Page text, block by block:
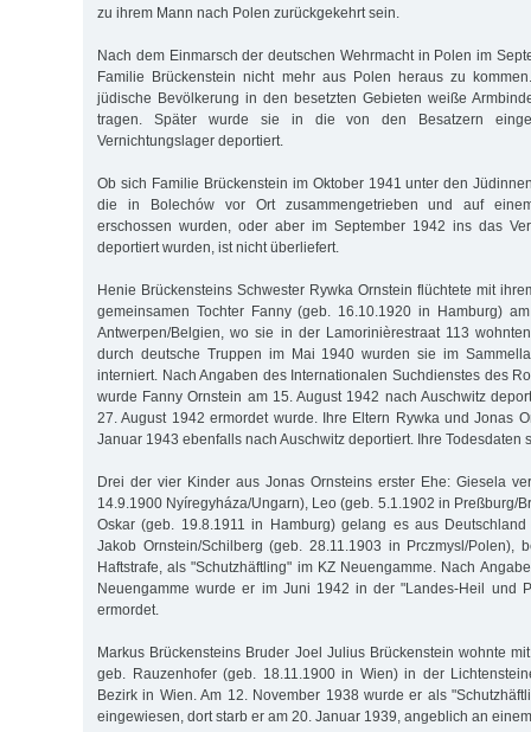
zu ihrem Mann nach Polen zurückgekehrt sein.
Nach dem Einmarsch der deutschen Wehrmacht in Polen im
Familie Brückenstein nicht mehr aus Polen heraus zu
jüdische Bevölkerung in den besetzten Gebieten weiße
tragen. Später wurde sie in die von den Besatzern
Vernichtungslager deportiert.
Ob sich Familie Brückenstein im Oktober 1941 unter den
die in Bolechów vor Ort zusammengetrieben und auf
erschossen wurden, oder aber im September 1942 ins das
deportiert wurden, ist nicht überliefert.
Henie Brückensteins Schwester Rywka Ornstein flüchtete mit
gemeinsamen Tochter Fanny (geb. 16.10.1920 in Hamburg)
Antwerpen/Belgien, wo sie in der Lamorinièrestraat 113
durch deutsche Truppen im Mai 1940 wurden sie im
interniert. Nach Angaben des Internationalen Suchdienstes des
wurde Fanny Ornstein am 15. August 1942 nach Auschwitz
27. August 1942 ermordet wurde. Ihre Eltern Rywka und Jonas
Januar 1943 ebenfalls nach Auschwitz deportiert. Ihre Todesdaten
Drei der vier Kinder aus Jonas Ornsteins erster Ehe: Giesela
14.9.1900 Nyíregyháza/Ungarn), Leo (geb. 5.1.1902 in Preßburg/
Oskar (geb. 19.8.1911 in Hamburg) gelang es aus
Jakob Ornstein/Schilberg (geb. 28.11.1903 in Prczmysl/Polen),
Haftstrafe, als "Schutzhäftling" im KZ Neuengamme. Nach
Neuengamme wurde er im Juni 1942 in der "Landes-Heil und
ermordet.
Markus Brückensteins Bruder Joel Julius Brückenstein wohnte
geb. Rauzenhofer (geb. 18.11.1900 in Wien) in der
Bezirk in Wien. Am 12. November 1938 wurde er als
eingewiesen, dort starb er am 20. Januar 1939, angeblich an